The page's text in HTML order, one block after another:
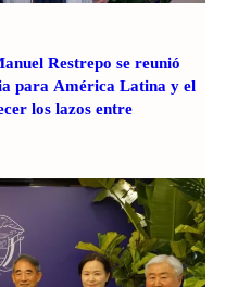
Restrepo se reunió
para América Latina y el
los lazos entre